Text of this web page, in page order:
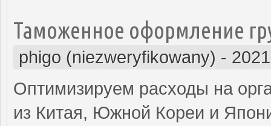
Таможенное оформление
phigo (niezweryfikowany) -
Оптимизируем расходы на
из Китая, Южной Кореи и